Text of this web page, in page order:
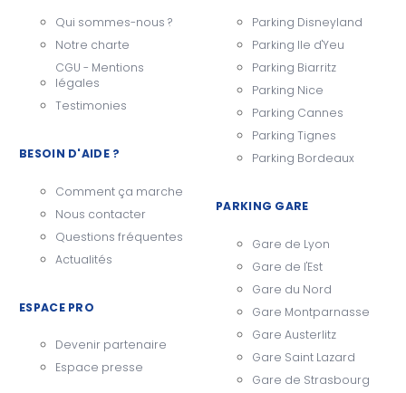
Qui sommes-nous ?
Notre charte
CGU - Mentions
légales
Testimonies
BESOIN D'AIDE ?
Comment ça marche
Nous contacter
Questions fréquentes
Actualités
ESPACE PRO
Devenir partenaire
Espace presse
Parking Disneyland
Parking Ile d'Yeu
Parking Biarritz
Parking Nice
Parking Cannes
Parking Tignes
Parking Bordeaux
PARKING GARE
Gare de Lyon
Gare de l'Est
Gare du Nord
Gare Montparnasse
Gare Austerlitz
Gare Saint Lazard
Gare de Strasbourg